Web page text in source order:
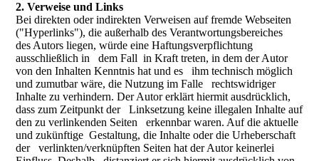
2. Verweise und Links
Bei direkten oder indirekten Verweisen auf fremde Webseiten
("Hyperlinks"), die außerhalb des Verantwortungsbereiches
des Autors liegen, würde eine Haftungsverpflichtung
ausschließlich in dem Fall in Kraft treten, in dem der Autor
von den Inhalten Kenntnis hat und es ihm technisch möglich
und zumutbar wäre, die Nutzung im Falle rechtswidriger
Inhalte zu verhindern. Der Autor erklärt hiermit ausdrücklich,
dass zum Zeitpunkt der Linksetzung keine illegalen Inhalte auf
den zu verlinkenden Seiten erkennbar waren. Auf die aktuelle
und zukünftige Gestaltung, die Inhalte oder die Urheberschaft
der verlinkten/verknüpften Seiten hat der Autor keinerlei